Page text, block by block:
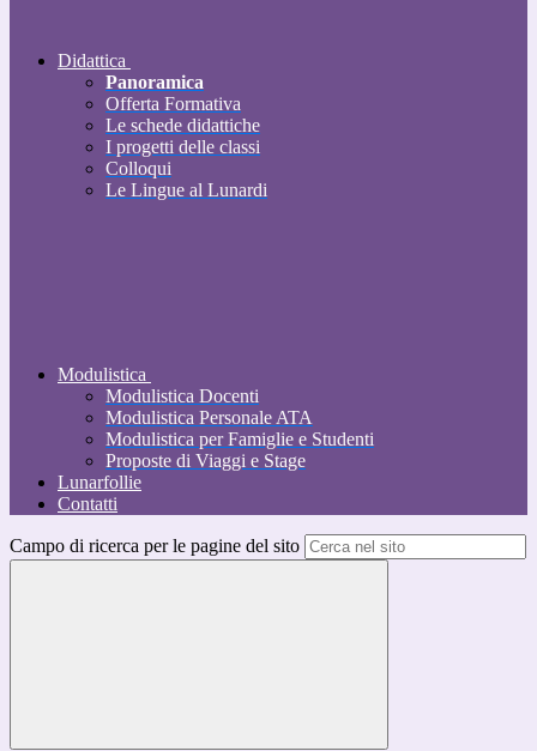
Didattica
Panoramica
Offerta Formativa
Le schede didattiche
I progetti delle classi
Colloqui
Le Lingue al Lunardi
Modulistica
Modulistica Docenti
Modulistica Personale ATA
Modulistica per Famiglie e Studenti
Proposte di Viaggi e Stage
Lunarfollie
Contatti
Campo di ricerca per le pagine del sito